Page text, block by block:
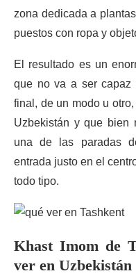
zona dedicada a
puestos con ropa y
El resultado es un
que no va a ser capaz
final, de un modo u
Uzbekistán y que bien
una de las paradas
entrada justo en el
todo tipo.
Khast Imom de
ver en Uzbekistán